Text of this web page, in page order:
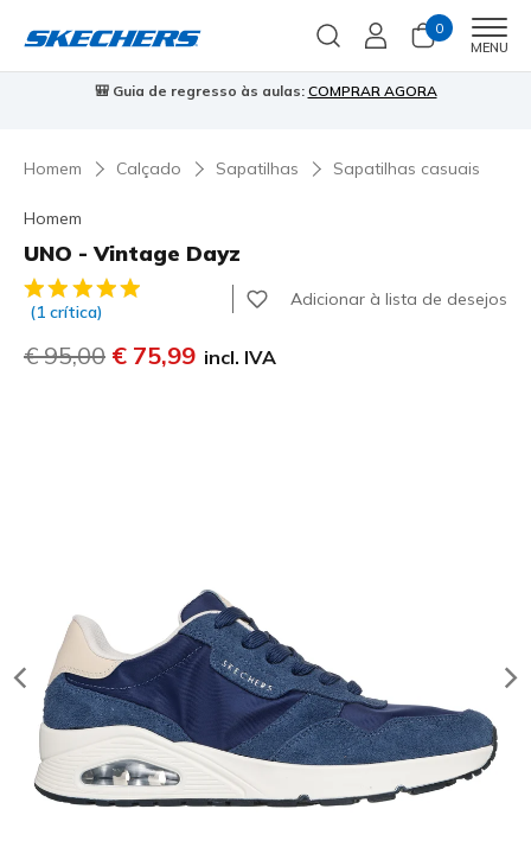
0
MENU
às aulas:COMPRAR AGORA ⭐Skechers VIP:45 dias de
Homem Calçado Sapatilhas Sapatilhas casuais
Homem
UNO - Vintage Dayz
5 de 5 – Classificação do cliente
(1 crítica)
Adicionar à lista de desejos
Preço com desconto de
€ 95,00 para
€ 75,99 incl. IVA